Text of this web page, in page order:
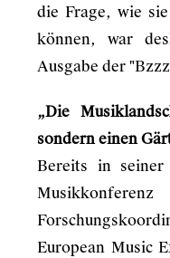
die Frage, wie
können, war
Ausgabe der
„Die
sondern einen
Bereits in
European Music